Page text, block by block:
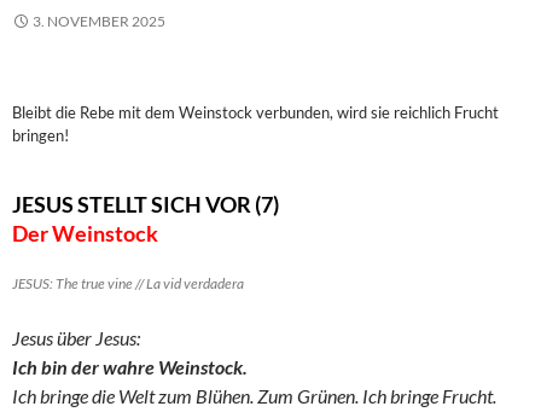
3. NOVEMBER 2025
Bleibt die Rebe mit dem Weinstock verbunden, wird sie reichlich Frucht
bringen!
JESUS STELLT SICH VOR (7)
Der Weinstock
JESUS: The true vine // La vid verdadera
Jesus über Jesus:
Ich bin der wahre Weinstock.
Ich bringe die Welt zum Blühen. Zum Grünen. Ich bringe Frucht.